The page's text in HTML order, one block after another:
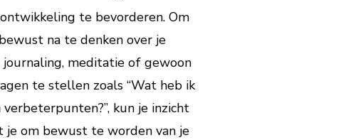
te bevorderen. Om
na te denken over je
journaling, meditatie of gewoon
te stellen zoals “Wat heb ik
kun je inzicht
om bewust te worden van je